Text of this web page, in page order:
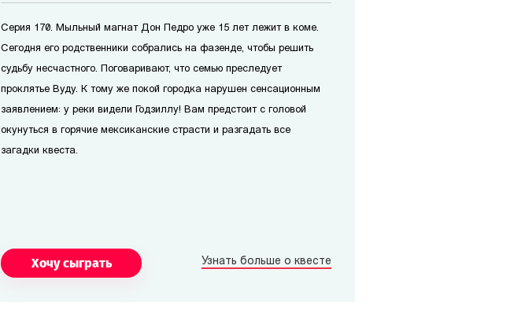
Серия 170. Мыльный магнат Дон Педро уже 15 лет лежит в коме.
Сегодня его родственники собрались на фазенде, чтобы решить
судьбу несчастного. Поговаривают, что семью преследует
проклятье Вуду. К тому же покой городка нарушен сенсационным
заявлением: у реки видели Годзиллу! Вам предстоит с головой
окунуться в горячие мексиканские страсти и разгадать все
загадки квеста.
Хочу сыграть Узнать больше о квесте